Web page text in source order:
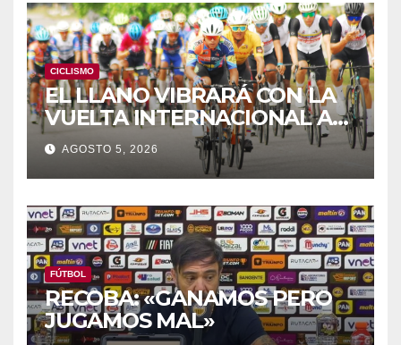
CICLISMO
EL LLANO VIBRARÁ CON LA
VUELTA INTERNACIONAL A
ZAMORA
AGOSTO 5, 2026
FÚTBOL
RECOBA: «GANAMOS PERO
JUGAMOS MAL»